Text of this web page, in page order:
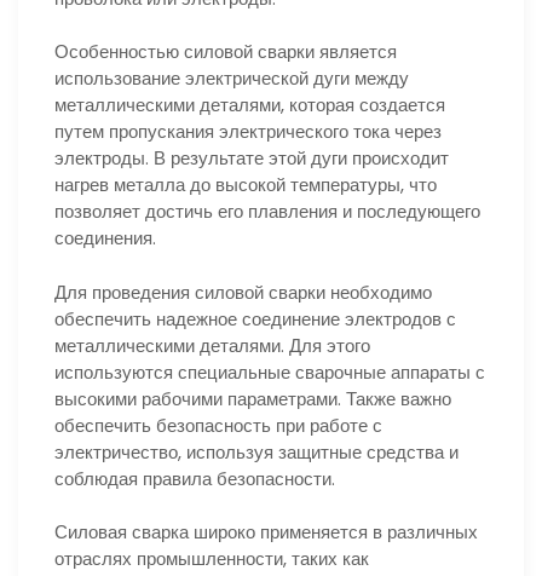
Особенностью силовой сварки является
использование электрической дуги между
металлическими деталями, которая создается
путем пропускания электрического тока через
электроды. В результате этой дуги происходит
нагрев металла до высокой температуры, что
позволяет достичь его плавления и последующего
соединения.
Для проведения силовой сварки необходимо
обеспечить надежное соединение электродов с
металлическими деталями. Для этого
используются специальные сварочные аппараты с
высокими рабочими параметрами. Также важно
обеспечить безопасность при работе с
электричество, используя защитные средства и
соблюдая правила безопасности.
Силовая сварка широко применяется в различных
отраслях промышленности, таких как